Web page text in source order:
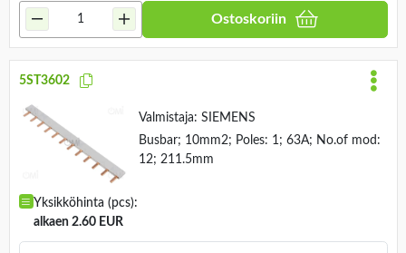
Ostoskoriin
5ST3602
Valmistaja: SIEMENS
Busbar; 10mm2; Poles: 1; 63A; No.of mod:
12; 211.5mm
Yksikköhinta (pcs):
alkaen 2.60 EUR